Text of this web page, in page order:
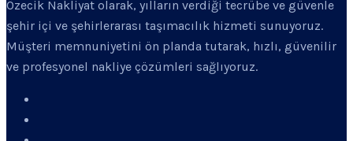
Özecik Nakliyat olarak, yılların verdiği tecrübe ve güvenle
şehir içi ve şehirlerarası taşımacılık hizmeti sunuyoruz.
Müşteri memnuniyetini ön planda tutarak, hızlı, güvenilir
ve profesyonel nakliye çözümleri sağlıyoruz.